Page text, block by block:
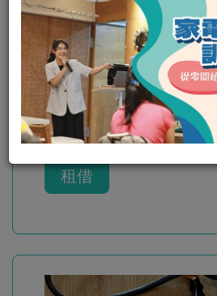
PHILIPS 飛利浦 智
可出租
租借